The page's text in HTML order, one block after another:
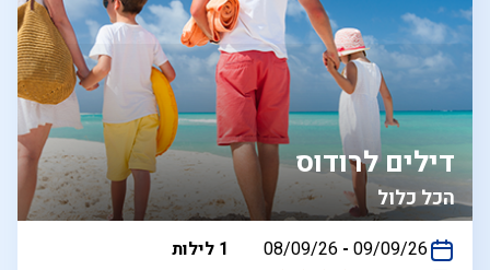
הכל כלול
דילים לרודוס
בין
08/09/26 - 09/09/26
1 לילות